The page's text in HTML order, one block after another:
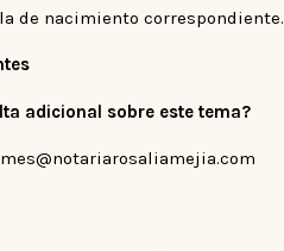
de nacimiento correspondiente.
adicional sobre este tema?